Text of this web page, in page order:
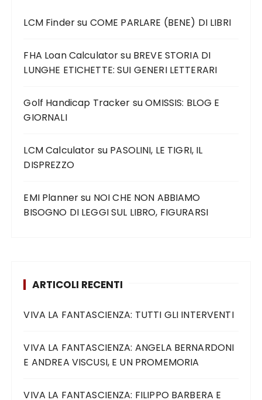
LCM Findersu COME PARLARE (BENE) DI LIBRI
FHA Loan Calculatorsu BREVE STORIA DI
LUNGHE ETICHETTE: SUI GENERI LETTERARI
Golf Handicap Tracker suOMISSIS: BLOG E
GIORNALI
LCM Calculator su PASOLINI, LE TIGRI, IL
DISPREZZO
EMI Plannersu NOI CHE NON ABBIAMO
BISOGNO DI LEGGI SUL LIBRO, FIGURARSI
ARTICOLI RECENTI
VIVA LA FANTASCIENZA: TUTTI GLI INTERVENTI
VIVA LA FANTASCIENZA: ANGELA BERNARDONI
E ANDREA VISCUSI, E UN PROMEMORIA
VIVA LA FANTASCIENZA: FILIPPO BARBERA E